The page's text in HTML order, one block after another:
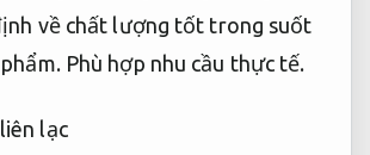
về chất lượng tốt trong suốt
Phù hợp nhu cầu thực tế.
lạc